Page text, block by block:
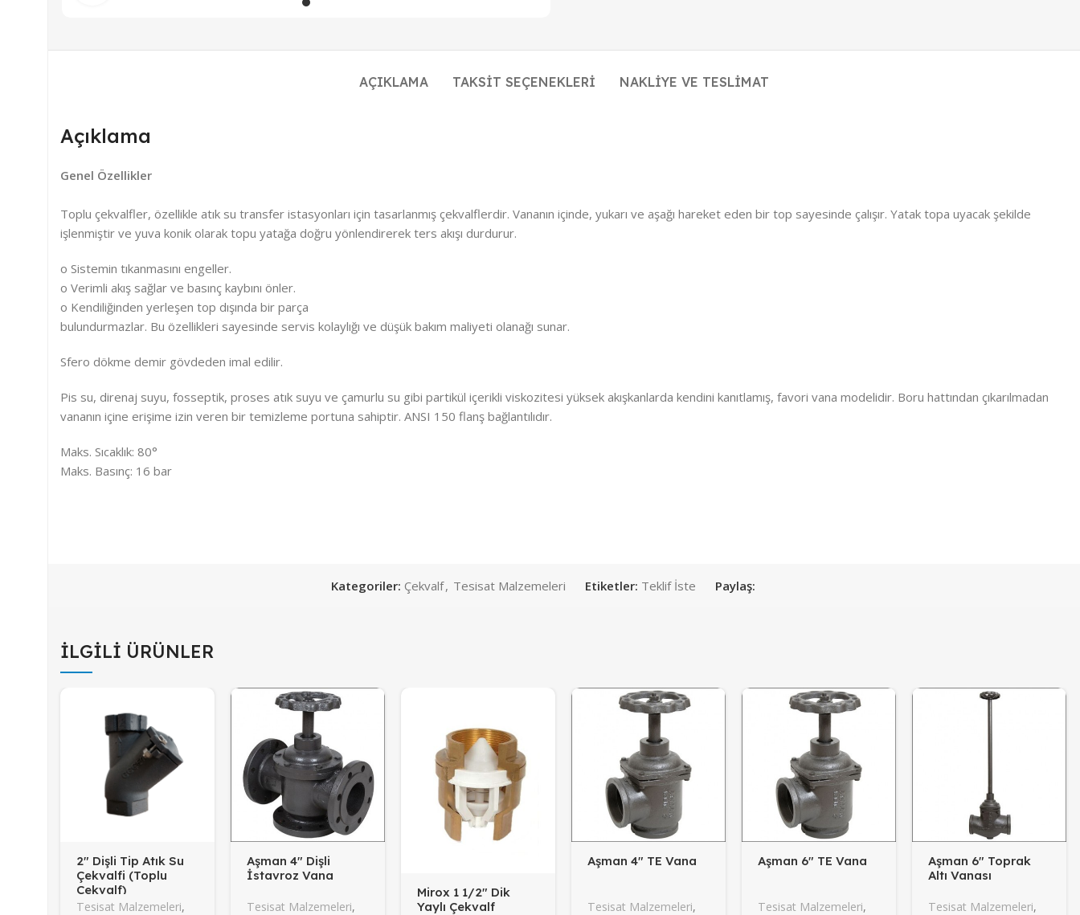
AÇIKLAMA TAKSIT SEÇENEKLERI NAKLIYE VE TESLIMAT
Açıklama
Genel Özellikler
Toplu çekvalfler, özellikle atık su transfer istasyonları için tasarlanmış çekvalflerdir. Vananın içinde, yukarı ve aşağı hareket eden bir top sayesinde çalışır. Yatak topa uyacak şekilde
işlenmiştir ve yuva konik olarak topu yatağa doğru yönlendirerek ters akışı durdurur.
o Sistemin tıkanmasını engeller.
o Verimli akış sağlar ve basınç kaybını önler.
o Kendiliğinden yerleşen top dışında bir parça
bulundurmazlar. Bu özellikleri sayesinde servis kolaylığı ve düşük bakım maliyeti olanağı sunar.
Sfero dökme demir gövdeden imal edilir.
Pis su, direnaj suyu, fosseptik, proses atık suyu ve çamurlu su gibi partikül içerikli viskozitesi yüksek akışkanlarda kendini kanıtlamış, favori vana modelidir. Boru hattından çıkarılmadan
vananın içine erişime izin veren bir temizleme portuna sahiptir. ANSI 150 flanş bağlantılıdır.
Maks. Sıcaklık: 80°
Maks. Basınç: 16 bar
Kategoriler: Çekvalf, Tesisat Malzemeleri Etiketler: Teklif İste Paylaş:
İLGILI ÜRÜNLER
2″ Dişli Tip Atık Su
Çekvalfi (Toplu
Çekvalf)
Tesisat Malzemeleri,
Aşman 4″ Dişli
İstavroz Vana
Tesisat Malzemeleri,
Mirox 1 1/2″ Dik
Yaylı Çekvalf
Aşman 4″ TE Vana
Tesisat Malzemeleri,
Aşman 6″ TE Vana
Tesisat Malzemeleri,
Aşman 6″ Toprak
Altı Vanası
Tesisat Malzemeleri,